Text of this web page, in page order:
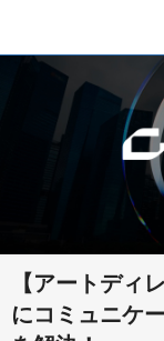
【アートディ
にコミュニケ